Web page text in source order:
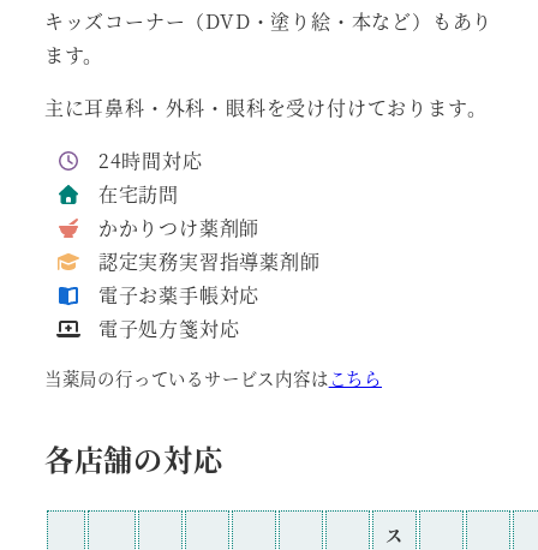
キッズコーナー（DVD・塗り絵・本など）もあり
ます。
主に耳鼻科・外科・眼科を受け付けております。
24時間対応
在宅訪問
かかりつけ薬剤師
認定実務実習指導薬剤師
電子お薬手帳対応
電子処方箋対応
当薬局の行っているサービス内容は こちら
各店舗の対応
ス